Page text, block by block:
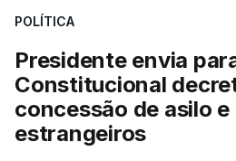
sistema mais simples, mais
"Sempre que seja possível
eliminar sobreposições e
chegam a quem mais
um passo na direção certa",
POLÍTICA
Presidente envia
Constitucional
concessão de asilo
estrangeiros